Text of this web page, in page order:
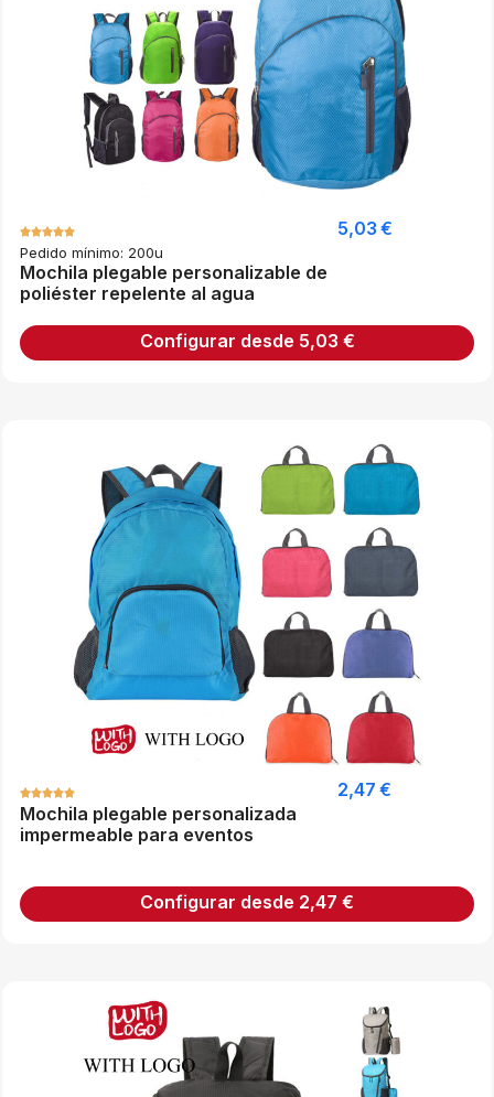
Pedido mínimo: 200u
Mochila plegable personalizable de
poliéster repelente al agua
5,03€
Configurar desde 5,03 €
Mochila plegable personalizada
impermeable para eventos
2,47€
Configurar desde 2,47 €